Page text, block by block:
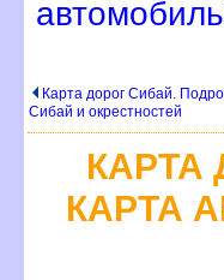
Карта дорог Сибай.
Сибай и окрестностей
КАРТА
КАРТА